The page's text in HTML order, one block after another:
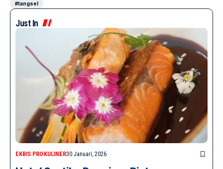
#tangsel
Just In
EKBIS PROKULINER30 Januari, 2026